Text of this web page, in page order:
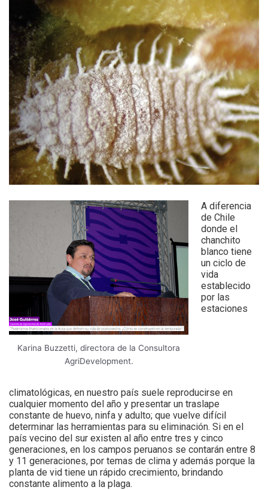
Karina Buzzetti, directora de la Consultora
AgriDevelopment.
A diferencia
de Chile
donde el
chanchito
blanco tiene
un ciclo de
vida
establecido
por las
estaciones
climatológicas, en nuestro país suele reproducirse en
cualquier momento del año y presentar un traslape
constante de huevo, ninfa y adulto; que vuelve difícil
determinar las herramientas para su eliminación. Si en el
país vecino del sur existen al año entre tres y cinco
generaciones, en los campos peruanos se contarán entre 8
y 11 generaciones, por temas de clima y además porque la
planta de vid tiene un rápido crecimiento, brindando
constante alimento a la plaga.